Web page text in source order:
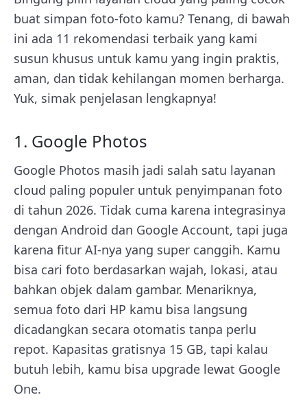
buat simpan foto-foto kamu? Tenang, di bawah
ini ada 11 rekomendasi terbaik yang kami
susun khusus untuk kamu yang ingin praktis,
aman, dan tidak kehilangan momen berharga.
Yuk, simak penjelasan lengkapnya!
1. Google Photos
Google Photos masih jadi salah satu layanan
cloud paling populer untuk penyimpanan foto
di tahun 2026. Tidak cuma karena integrasinya
dengan Android dan Google Account, tapi juga
karena fitur AI-nya yang super canggih. Kamu
bisa cari foto berdasarkan wajah, lokasi, atau
bahkan objek dalam gambar. Menariknya,
semua foto dari HP kamu bisa langsung
dicadangkan secara otomatis tanpa perlu
repot. Kapasitas gratisnya 15 GB, tapi kalau
butuh lebih, kamu bisa upgrade lewat Google
One.